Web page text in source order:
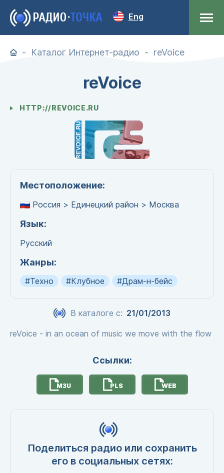
Eng
Каталог Интернет-радио reVoice
reVoice
HTTP://REVOICE.RU
Местоположение:
Россия > Единецкий район > Москва
Язык:
Русский
Жанры:
#Техно #Клубное #Драм-н-бейс
В каталоге с: 21/01/2013
reVoice - in an ocean of music we move with the flow
Ссылки:
M3U PLS WEB
Поделиться радио или сохранить
его в социальных сетях: